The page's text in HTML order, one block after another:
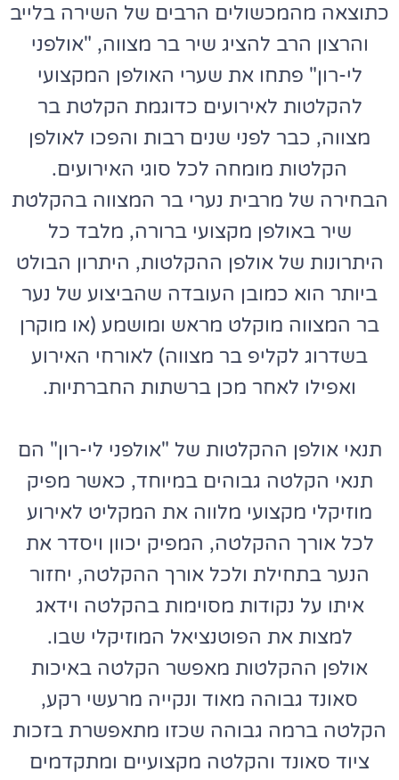
כתוצאה מהמכשולים הרבים של השירה בלייב
והרצון הרב להציג שיר בר מצווה, "אולפני
לי-רון" פתחו את שערי האולפן המקצועי
להקלטות לאירועים כדוגמת הקלטת בר
מצווה, כבר לפני שנים רבות והפכו לאולפן
הקלטות מומחה לכל סוגי האירועים.
הבחירה של מרבית נערי בר המצווה בהקלטת
שיר באולפן מקצועי ברורה, מלבד כל
היתרונות של אולפן ההקלטות, היתרון הבולט
ביותר הוא כמובן העובדה שהביצוע של נער
בר המצווה מוקלט מראש ומושמע (או מוקרן
בשדרוג לקליפ בר מצווה) לאורחי האירוע
ואפילו לאחר מכן ברשתות החברתיות.
תנאי אולפן ההקלטות של "אולפני לי-רון" הם
תנאי הקלטה גבוהים במיוחד, כאשר מפיק
מוזיקלי מקצועי מלווה את המקליט לאירוע
לכל אורך ההקלטה, המפיק יכוון ויסדר את
הנער בתחילת ולכל אורך ההקלטה, יחזור
איתו על נקודות מסוימות בהקלטה וידאג
למצות את הפוטנציאל המוזיקלי שבו.
אולפן ההקלטות מאפשר הקלטה באיכות
סאונד גבוהה מאוד ונקייה מרעשי רקע,
הקלטה ברמה גבוהה שכזו מתאפשרת בזכות
ציוד סאונד והקלטה מקצועיים ומתקדמים